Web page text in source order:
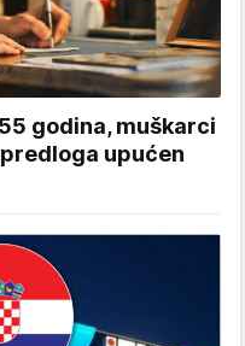
godina, muškarci
upućen